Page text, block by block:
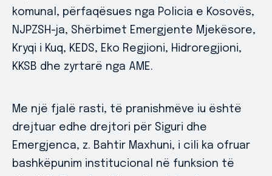
komunal, përfaqësues nga Policia e Kosovës,
NJPZSH-ja, Shërbimet Emergjente Mjekësore,
Kryqi i Kuq, KEDS, Eko Regjioni, Hidroregjioni,
KKSB dhe zyrtarë nga AME.
Me një fjalë rasti, të pranishmëve iu është
drejtuar edhe drejtori për Siguri dhe
Emergjenca, z. Bahtir Maxhuni, i cili ka ofruar
bashkëpunim institucional në funksion të